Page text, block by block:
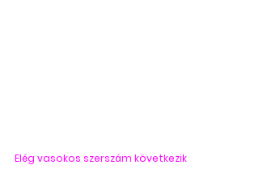
Elég vasokos szerszám következik